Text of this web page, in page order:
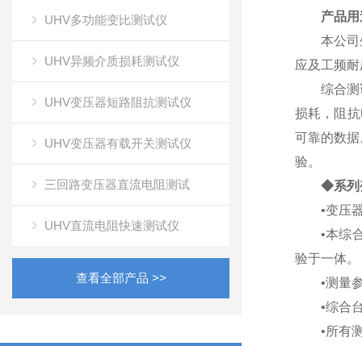
UHV多功能变比测试仪
UHV异频介质损耗测试仪
UHV变压器短路阻抗测试仪
UHV变压器有载开关测试仪
三回路变压器直流电阻测试
UHV直流电阻快速测试仪
查看全部产品 >>
产品用
本公司生
应及工频
综合测试
损耗，阻
可靠的数
验。
◆系列
•变压器
•本综合
验于一体。
•测量参
•综合台
•所有测